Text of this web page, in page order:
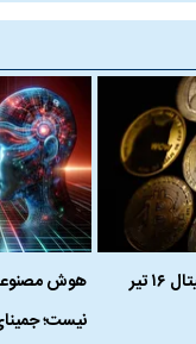
قیمت روز ارز‌های دیجیتال ۱۶ تیر
هوش
نیست؛